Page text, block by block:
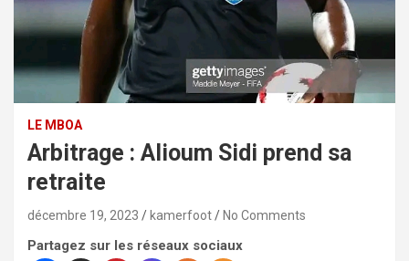
LE MBOA
Arbitrage : Alioum Sidi prend sa
retraite
décembre 19, 2023 kamerfoot No Comments
Partagez sur les réseaux sociaux